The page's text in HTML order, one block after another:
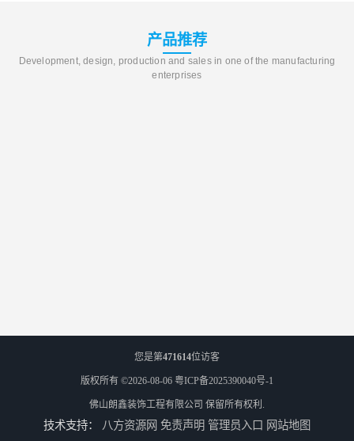
产品推荐
Development, design, production and sales in one of the manufacturing
enterprises
您是第471614位访客
版权所有 ©2026-08-06 粤ICP备2025390040号-1
佛山朗鑫装饰工程有限公司 保留所有权利.
技术支持： 八方资源网 免责声明 管理员入口 网站地图